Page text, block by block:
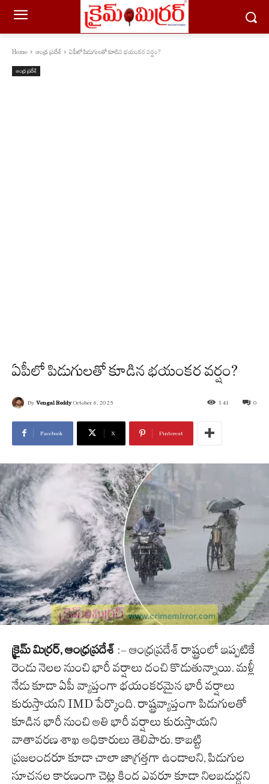
Home ఆంధ్ర ప్రదేశ్ ఏపీలో పిడుగులతో కూడిన భయంకర వర్షం?
ఆంధ్ర ప్రదేశ్
ఏపీలో పిడుగులతో కూడిన భయంకర వర్షం?
By Vengal Reddy October 6, 2025 0
141
Facebook X Pinterest
క్రైమ్ మిర్రర్, ఆంధ్రప్రదేశ్ :- ఆంధ్రప్రదేశ్ రాష్ట్రంలో ఇప్పటికే
రెండు నెలల నుంచి భారీ వర్షాలు దంచి కొడుతున్నాయి. మళ్లీ
నేడు కూడా ఏపీ వ్యాప్తంగా భయంకరమైన భారీ వర్షాలు
కురుస్తాయని IMD పేర్కొంది. రాష్ట్రవ్యాప్తంగా పిడుగులతో
కూడిన భారీ నుంచి అతి భారీ వర్షాలు కురుస్తాయని
వాతావరణ శాఖ అధికారులు తెలిపారు. కాబట్టి
ప్రజలందరూ కూడా చాలా జాగ్రత్తగా ఉండాలని, పిడుగుల
సూచనల కారణంగా చెట్ల కింద ఎవరూ కూడా నిలబడుద్దని